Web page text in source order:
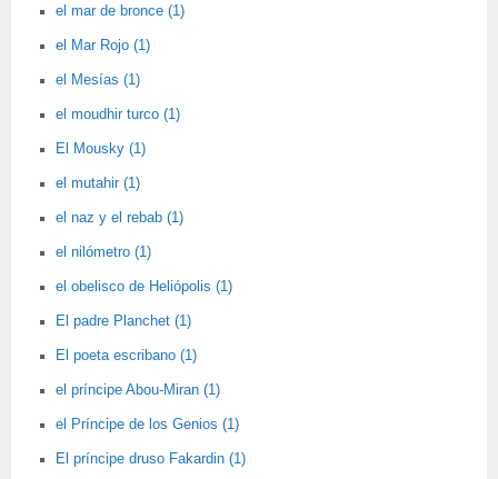
el mar de bronce (1)
el Mar Rojo (1)
el Mesías (1)
el moudhir turco (1)
El Mousky (1)
el mutahir (1)
el naz y el rebab (1)
el nilómetro (1)
el obelisco de Heliópolis (1)
El padre Planchet (1)
El poeta escribano (1)
el príncipe Abou-Miran (1)
el Príncipe de los Genios (1)
El príncipe druso Fakardin (1)